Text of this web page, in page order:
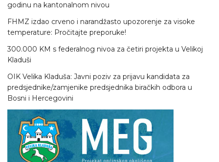
godinu na kantonalnom nivou
FHMZ izdao crveno i narandžasto upozorenje za visoke
temperature: Pročitajte preporuke!
300.000 KM s federalnog nivoa za četiri projekta u Velikoj
Kladuši
OIK Velika Kladuša: Javni poziv za prijavu kandidata za
predsjednike/zamjenike predsjednika biračkih odbora u
Bosni i Hercegovini